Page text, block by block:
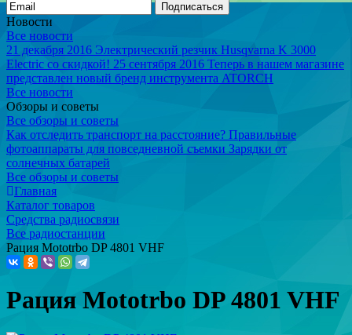
Подписаться
Новости
Все новости
21 декабря 2016 Электрический резчик Husqvarna K 3000
Electric со скидкой! 25 сентября 2016 Теперь в нашем магазине
представлен новый бренд инструмента ATORCH
Все новости
Обзоры и советы
Все обзоры и советы
Как отследить транспорт на расстояние? Правильные
фотоаппараты для повседневной съемки Зарядки от
солнечных батарей
Все обзоры и советы
Главная
Каталог товаров
Средства радиосвязи
Все радиостанции
Рация Mototrbo DP 4801 VHF
Рация Mototrbo DP 4801 VHF